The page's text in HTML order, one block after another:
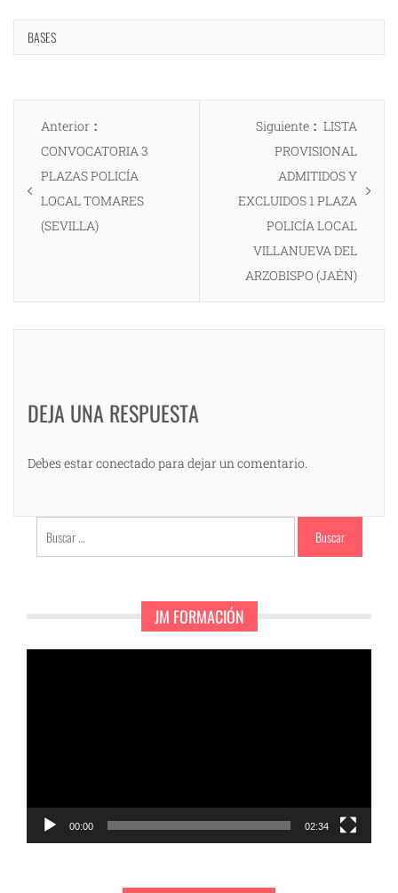
BASES
Navegación
entradas
Anterior
anterior:
CONVOCATORIA 3
PLAZAS POLICÍA
LOCAL TOMARES
(SEVILLA)
Siguiente
Entrada
siguiente:
LISTA
PROVISIONAL
ADMITIDOS Y
EXCLUIDOS 1 PLAZA
POLICÍA LOCAL
VILLANUEVA DEL
ARZOBISPO (JAÉN)
DEJA UNA RESPUESTA
Debes estar conectado para dejar un comentario.
Buscar:
JM FORMACIÓN
00:00 02:34